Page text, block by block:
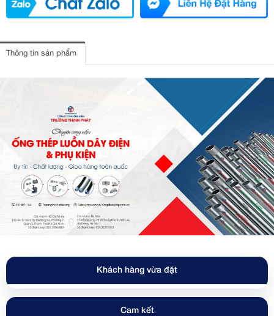
Thông tin sản phẩm
Khách hàng vừa đặt
Cam kết